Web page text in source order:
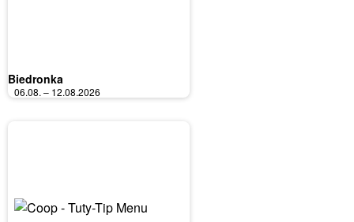
Biedronka
06.08. – 12.08.2026